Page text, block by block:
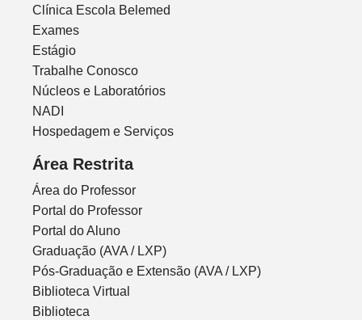
Clínica Escola Belemed
Exames
Estágio
Trabalhe Conosco
Núcleos e Laboratórios
NADI
Hospedagem e Serviços
Área Restrita
Área do Professor
Portal do Professor
Portal do Aluno
Graduação (AVA / LXP)
Pós-Graduação e Extensão (AVA / LXP)
Biblioteca Virtual
Biblioteca